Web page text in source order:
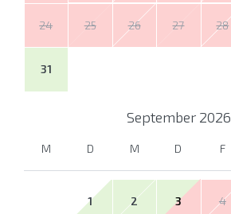
24 25 26 27 28
31
September 2026
M D M D F
1 2 3 4